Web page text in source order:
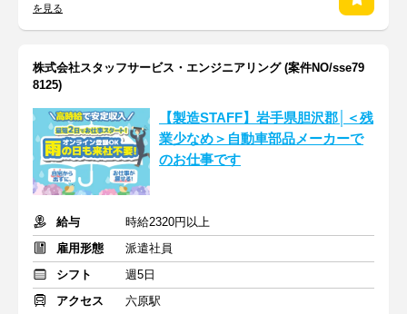
を見る
株式会社スタッフサービス・エンジニアリング (案件NO/sse79
8125)
【製造STAFF】岩手県胆沢郡│＜残
業少なめ＞自動車部品メーカーで
のお仕事です
給与
時給2320円以上
雇用形態
派遣社員
シフト
週5日
アクセス
六原駅